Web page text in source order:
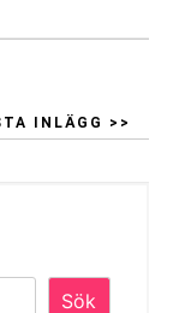
INLÄGG >>
Sök